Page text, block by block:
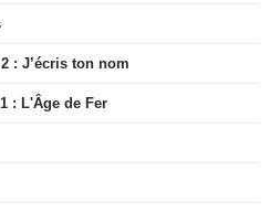
: J’écris ton nom
: L'Âge de Fer